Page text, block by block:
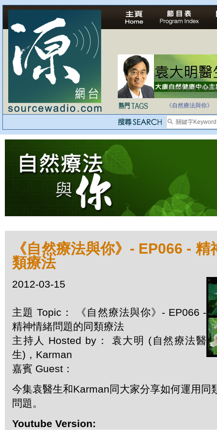
法治社會並不等同
《自然療法與你》
《自然療法與你》- EP066 -
類療法
2012-03-15
主題 Topic： 《自然療法與你》- EP066 -
精神情緒問題的同類療法
主持人 Hosted by： 袁大明 (自然療法醫
生)，Karman
嘉賓 Guest：
今集袁醫生和Karman同大家分享如何運用同
問題。
Youtube Version: